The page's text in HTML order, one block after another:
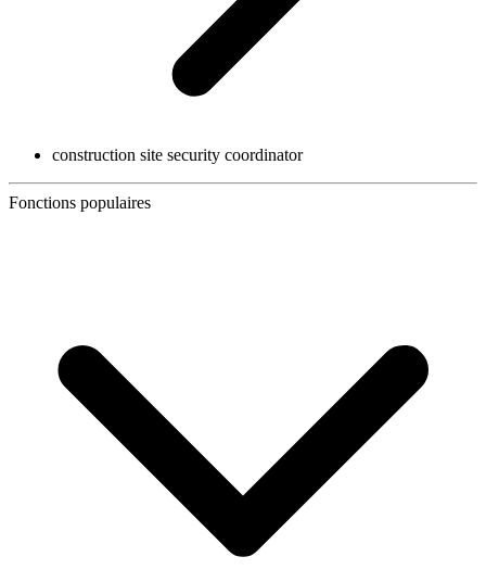
construction site security coordinator
Fonctions populaires